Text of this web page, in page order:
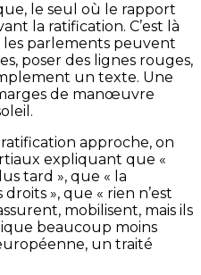
le seul où le rapport
la ratification. C’est là
parlements peuvent
poser des lignes rouges,
un texte. Une
de manœuvre
approche, on
expliquant que «
tard », que « la
», que « rien n’est
mobilisent, mais ils
beaucoup moins
un traité